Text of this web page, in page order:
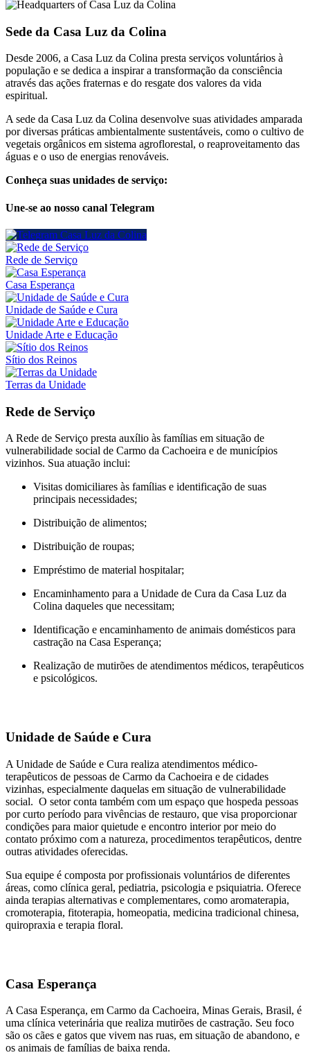
Sede da Casa Luz da Colina
Desde 2006, a Casa Luz da Colina presta serviços voluntários à
população e se dedica a inspirar a transformação da consciência
através das ações fraternas e do resgate dos valores da vida
espiritual.
A sede da Casa Luz da Colina desenvolve suas atividades amparada
por diversas práticas ambientalmente sustentáveis, como o cultivo de
vegetais orgânicos em sistema agroflorestal, o reaproveitamento das
águas e o uso de energias renováveis.
Conheça suas unidades de serviço:
Une-se ao nosso canal Telegram
Casa Luz da Colina
Rede de Serviço
Casa Esperança
Unidade de Saúde e Cura
Unidade Arte e Educação
Sítio dos Reinos
Terras da Unidade
Rede de Serviço
A Rede de Serviço presta auxílio às famílias em situação de
vulnerabilidade social de Carmo da Cachoeira e de municípios
vizinhos. Sua atuação inclui:
Visitas domiciliares às famílias e identificação de suas
principais necessidades;
Distribuição de alimentos;
Distribuição de roupas;
Empréstimo de material hospitalar;
Encaminhamento para a Unidade de Cura da Casa Luz da
Colina daqueles que necessitam;
Identificação e encaminhamento de animais domésticos para
castração na Casa Esperança;
Realização de mutirões de atendimentos médicos, terapêuticos
e psicológicos.
Unidade de Saúde e Cura
A Unidade de Saúde e Cura realiza atendimentos médico-
terapêuticos de pessoas de Carmo da Cachoeira e de cidades
vizinhas, especialmente daquelas em situação de vulnerabilidade
social. O setor conta também com um espaço que hospeda pessoas
por curto período para vivências de restauro, que visa proporcionar
condições para maior quietude e encontro interior por meio do
contato próximo com a natureza, procedimentos terapêuticos, dentre
outras atividades oferecidas.
Sua equipe é composta por profissionais voluntários de diferentes
áreas, como clínica geral, pediatria, psicologia e psiquiatria. Oferece
ainda terapias alternativas e complementares, como aromaterapia,
cromoterapia, fitoterapia, homeopatia, medicina tradicional chinesa,
quiropraxia e terapia floral.
Casa Esperança
A Casa Esperança, em Carmo da Cachoeira, Minas Gerais, Brasil, é
uma clínica veterinária que realiza mutirões de castração. Seu foco
são os cães e gatos que vivem nas ruas, em situação de abandono, e
os animais de famílias de baixa renda.